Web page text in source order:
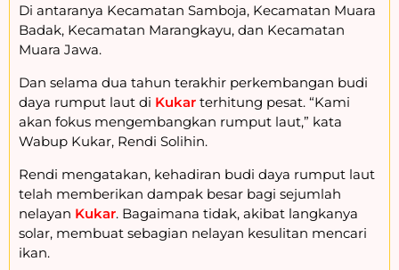
Di antaranya Kecamatan Samboja, Kecamatan Muara
Badak, Kecamatan Marangkayu, dan Kecamatan
Muara Jawa.
Dan selama dua tahun terakhir perkembangan budi
daya rumput laut di Kukar terhitung pesat. “Kami
akan fokus mengembangkan rumput laut,” kata
Wabup Kukar, Rendi Solihin.
Rendi mengatakan, kehadiran budi daya rumput laut
telah memberikan dampak besar bagi sejumlah
nelayan Kukar. Bagaimana tidak, akibat langkanya
solar, membuat sebagian nelayan kesulitan mencari
ikan.